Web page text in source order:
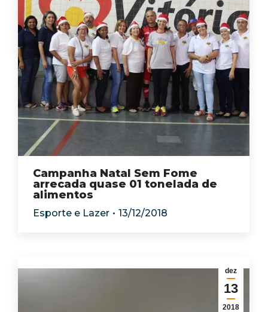
Campanha Natal Sem Fome
arrecada quase 01 tonelada de
alimentos
Esporte e Lazer 13/12/2018
dez
13
2018